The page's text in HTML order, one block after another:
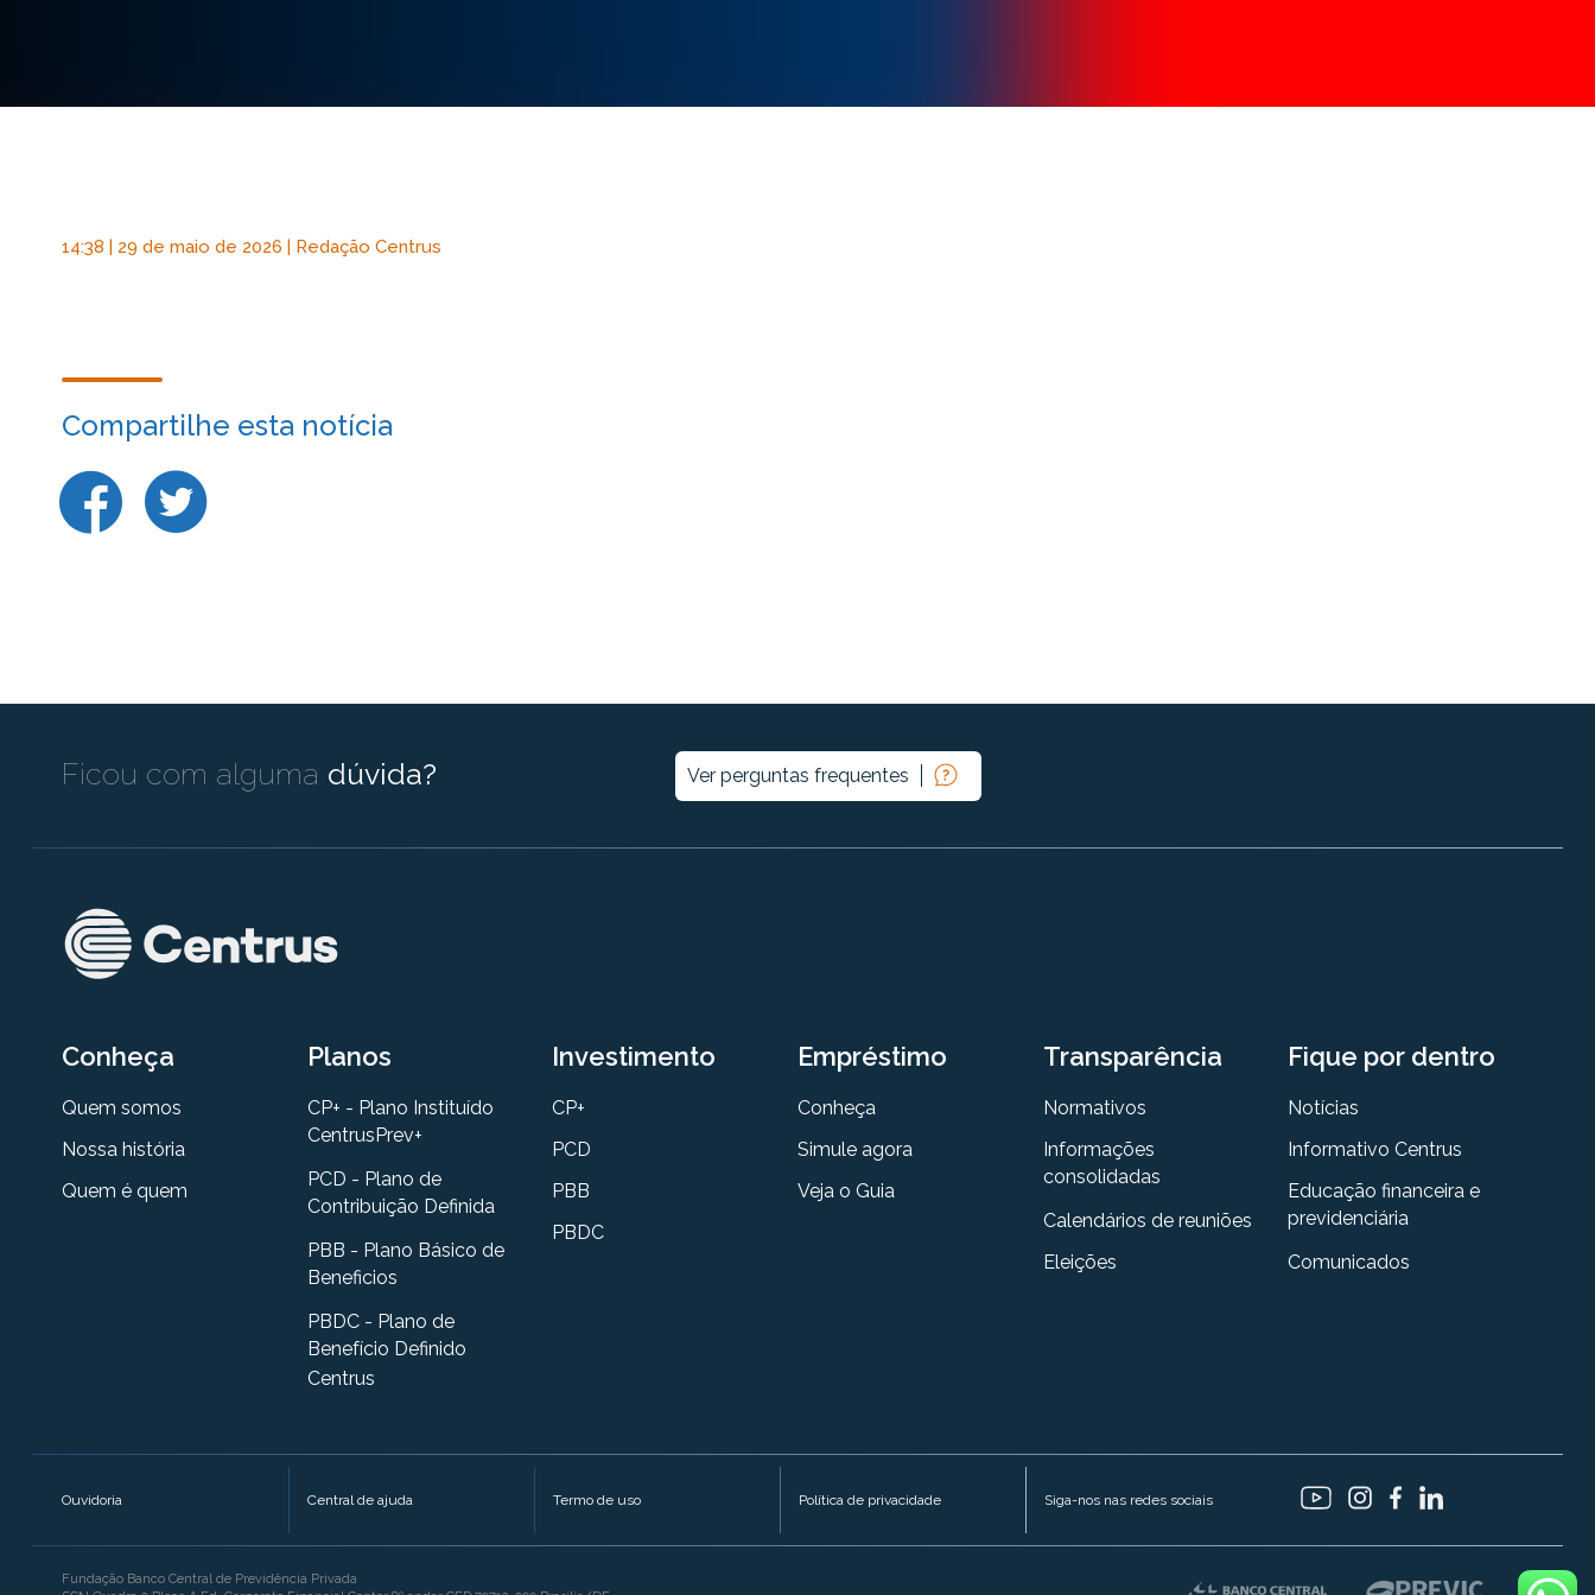
14:38 | 29 de maio de 2026 | Redação Centrus
Compartilhe esta notícia
Ficou com alguma dúvida? Ver perguntas frequentes
Conheça
Quem somos
Nossa história
Quem é quem
Planos
CP+ - Plano Instituído
CentrusPrev+
PCD - Plano de
Contribuição Definida
PBB - Plano Básico de
Beneficios
PBDC - Plano de
Benefício Definido
Centrus
Investimento
CP+
PCD
PBB
PBDC
Empréstimo
Conheça
Simule agora
Veja o Guia
Transparência
Normativos
Informações
consolidadas
Calendários de reuniões
Eleições
Fique por dentro
Notícias
Informativo Centrus
Educação financeira e
previdenciária
Comunicados
Ouvidoria Central de ajuda Termo de uso Política de privacidade Siga-nos nas redes sociais
Fundação Banco Central de Previdência Privada